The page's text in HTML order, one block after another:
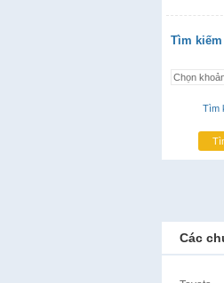
Tìm
Tìm
Các